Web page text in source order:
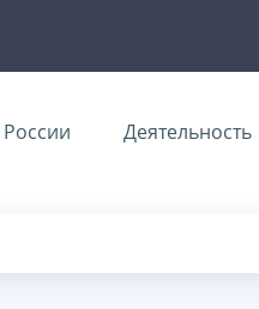
Деятельность